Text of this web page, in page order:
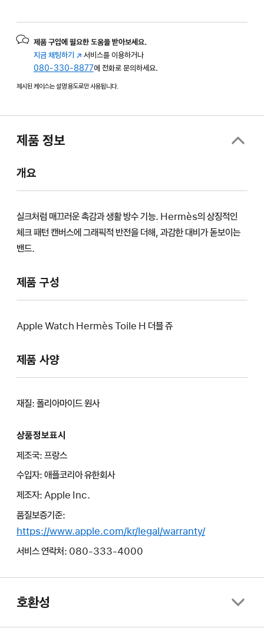
제품 구입에 필요한 도움을 받아보세요.
지금 채팅하기 (새
창에서
열림)
서비스를 이용하거나
080-330-8877에 전화로 문의하세요.
제시된 케이스는 설명 용도로만 사용됩니다.
제품 정보
개요
실크처럼 매끄러운 촉감과 생활 방수 기능. Hermès의 상징적인
체크 패턴 캔버스에 그래픽적 반전을 더해, 과감한 대비가 돋보이는
밴드.
제품 구성
Apple Watch Hermès Toile H 더블 쥬
제품 사양
재질: 폴리아마이드 원사
상품정보표시
제조국: 프랑스
수입자: 애플코리아 유한회사
제조자: Apple Inc.
품질보증기준:
https://www.apple.com/kr/legal/warranty/
서비스 연락처: 080-333-4000
호환성